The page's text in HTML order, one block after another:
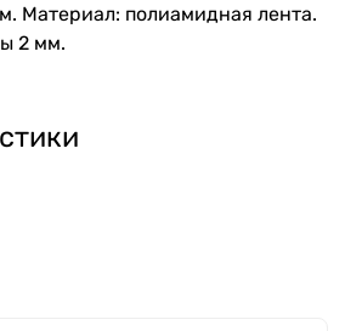
Материал: полиамидная лента.
2 мм.